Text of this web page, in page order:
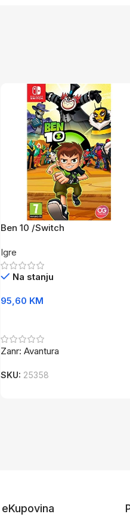
Ben 10 /Switch
Igre
Na stanju
95,60 KM
Zanr: Avantura
SKU: 25358
eKupovina